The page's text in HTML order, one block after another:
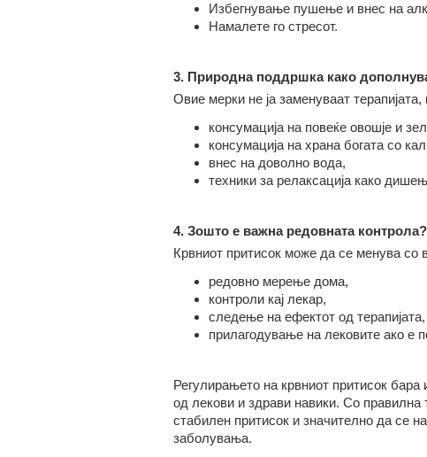
Избегнување пушење ивнес на
Намалете гостресот.
3. Природна поддршка како
Овие мерки не ја заменуваат
консумација на повеќе овошје и
консумација на храна богата со
внес на доволно вода,
техники за релаксација како
4. Зошто е важна редовната контрола?
Крвниот притисок може да се менува со
редовно мерење дома,
контроли кај лекар,
следење на ефектот од терапијата,
прилагодување на лековите ако е
Регулирањето на крвниот притисок бара
од лекови и здрави навики. Со
стабилен притисок и значително да се
заболувања.